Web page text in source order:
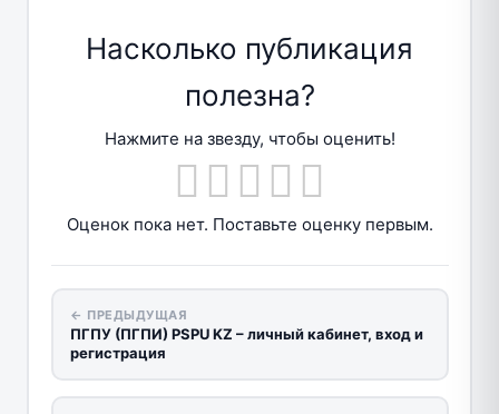
Насколько публикация
полезна?
Нажмите на звезду, чтобы оценить!
Оценок пока нет. Поставьте оценку первым.
← ПРЕДЫДУЩАЯ
ПГПУ (ПГПИ) PSPU KZ – личный кабинет, вход и
регистрация